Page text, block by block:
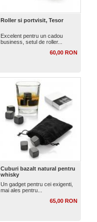
Roller si portvisit, Tesor
Excelent pentru un cadou
business, setul de roller...
60,00 RON
Cuburi bazalt natural pentru
whisky
Un gadget pentru cei exigenti,
mai ales pentru...
65,00 RON